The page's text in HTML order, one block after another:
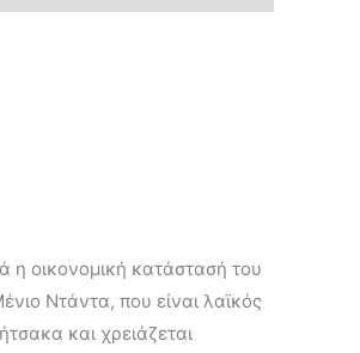
η οικονομική κατάστασή του
Ντάντα, που είναι λαϊκός
και χρειάζεται